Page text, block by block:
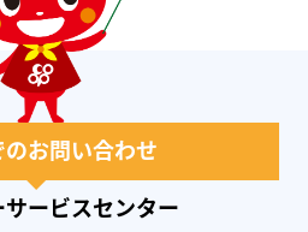
のお問い合わせ
ービスセンター